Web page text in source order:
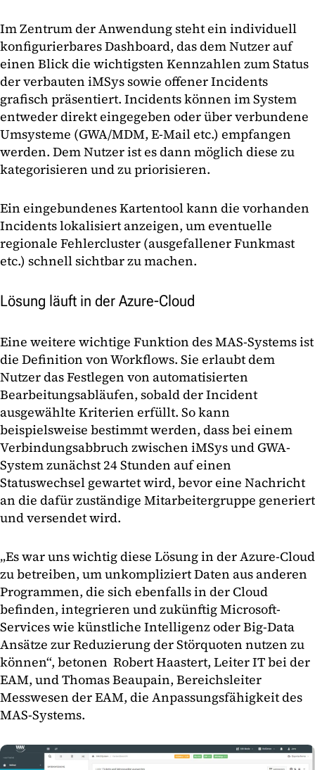
Im Zentrum der Anwendung steht ein individuell
konfigurierbares Dashboard, das dem Nutzer auf
einen Blick die wichtigsten Kennzahlen zum Status
der verbauten iMSys sowie offener Incidents
grafisch präsentiert. Incidents können im System
entweder direkt eingegeben oder über verbundene
Umsysteme (GWA/MDM, E-Mail etc.) empfangen
werden. Dem Nutzer ist es dann möglich diese zu
kategorisieren und zu priorisieren.
Ein eingebundenes Kartentool kann die vorhanden
Incidents lokalisiert anzeigen, um eventuelle
regionale Fehlercluster (ausgefallener Funkmast
etc.) schnell sichtbar zu machen.
Lösung läuft in der Azure-Cloud
Eine weitere wichtige Funktion des MAS-Systems ist
die Definition von Workflows. Sie erlaubt dem
Nutzer das Festlegen von automatisierten
Bearbeitungsabläufen, sobald der Incident
ausgewählte Kriterien erfüllt. So kann
beispielsweise bestimmt werden, dass bei einem
Verbindungsabbruch zwischen iMSys und GWA-
System zunächst 24 Stunden auf einen
Statuswechsel gewartet wird, bevor eine Nachricht
an die dafür zuständige Mitarbeitergruppe generiert
und versendet wird.
„Es war uns wichtig diese Lösung in der Azure-Cloud
zu betreiben, um unkompliziert Daten aus anderen
Programmen, die sich ebenfalls in der Cloud
befinden, integrieren und zukünftig Microsoft-
Services wie künstliche Intelligenz oder Big-Data
Ansätze zur Reduzierung der Störquoten nutzen zu
können“, betonen Robert Haastert, Leiter IT bei der
EAM, und Thomas Beaupain, Bereichsleiter
Messwesen der EAM, die Anpassungsfähigkeit des
MAS-Systems.